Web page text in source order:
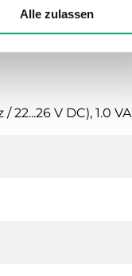
Alle zulassen
22...26 V DC), 1.0 VA